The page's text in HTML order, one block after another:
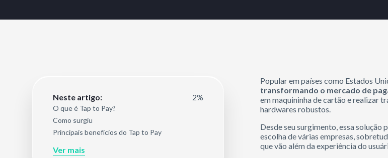
Neste artigo: 2%
O que é Tap to Pay?
Como surgiu
Principais benefícios do Tap to Pay
Ver mais
Popular em países como Estados
transformando o mercado de
em maquininha de cartão e realizar
hardwares robustos.
Desde seu surgimento, essa
escolha de várias empresas,
que vão além da experiência do